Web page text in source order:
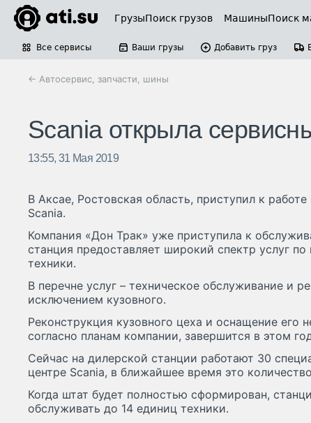
ГрузыПоиск грузов МашиныПоиск
Все сервисы Ваши грузы Добавить груз
← Автосервис, запчасти, шины
Scania открыла
13:55, 31 Мая 2019
В Аксае, Ростовская область, приступил к
Scania.
Компания «Дон Трак» уже приступила к
станция предоставляет широкий спектр услуг
техники.
В перечне услуг – техническое обслуживание и
исключением кузовного.
Реконструкция кузовного цеха и оснащение его
согласно планам компании, завершится в этом
Сейчас на дилерской станции работают 30
центре Scania, в ближайшее время это
Когда штат будет полностью сформирован,
обслуживать до 14 единиц техники.